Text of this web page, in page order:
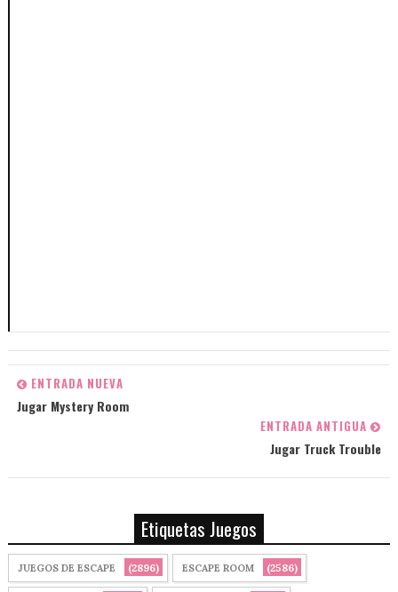
ENTRADA NUEVA
Jugar Mystery Room
ENTRADA ANTIGUA
Jugar Truck Trouble
Etiquetas Juegos
JUEGOS DE ESCAPE (2896) ESCAPE ROOM (2586)